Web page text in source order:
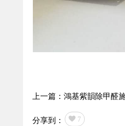
上一篇：鴻基紫韻除甲醛
分享到： 7